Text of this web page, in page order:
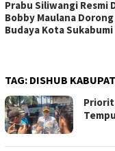
Prabu Siliwangi Resmi
Bobby Maulana
Budaya Kota Sukabumi
TAG: DISHUB